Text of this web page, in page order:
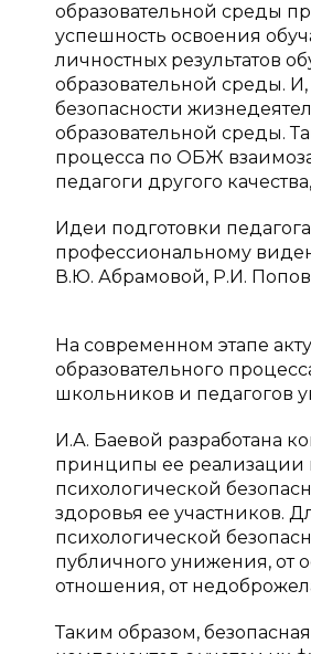
образовательной среды
успешность освоения
личностных результатов
образовательной среды.
безопасности
образовательной среды.
процесса по ОБЖ
педагоги другого
Идеи подготовки
профессиональному
В.Ю. Абрамовой, Р.И.
На современном этапе
образовательного
школьников и педагогов
И.А. Баевой разработана
принципы ее реализации
психологической
здоровья ее участников.
психологической
публичного унижения, от
отношения, от
Таким образом,